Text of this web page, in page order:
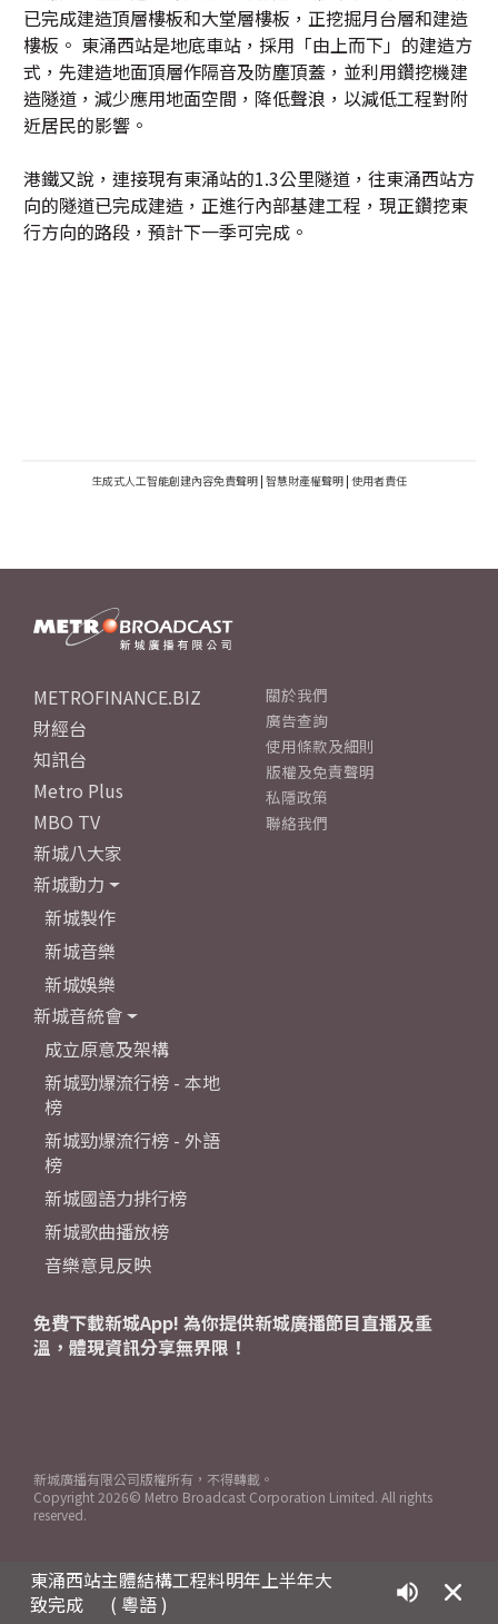
已完成建造頂層樓板和大堂層樓板，正挖掘月台層和建造
樓板。 東涌西站是地底車站，採用「由上而下」的建造方
式，先建造地面頂層作隔音及防塵頂蓋，並利用鑽挖機建
造隧道，減少應用地面空間，降低聲浪，以減低工程對附
近居民的影響。
港鐵又說，連接現有東涌站的1.3公里隧道，往東涌西站方
向的隧道已完成建造，正進行內部基建工程，現正鑽挖東
行方向的路段，預計下一季可完成。
生成式人工智能創建內容免責聲明 | 智慧財產權聲明 | 使用者責任
東涌西站主體結構工程料明年上半年大
致完成
( 粵語 )
METROFINANCE.BIZ
財經台
知訊台
Metro Plus
MBO TV
新城八大家
新城動力
新城製作
新城音樂
新城娛樂
新城音統會
成立原意及架構
新城勁爆流行榜 - 本地
榜
新城勁爆流行榜 - 外語
榜
新城國語力排行榜
新城歌曲播放榜
音樂意見反映
關於我們
廣告查詢
使用條款及細則
版權及免責聲明
私隱政策
聯絡我們
免費下載新城App! 為你提供新城廣播節目直播及重
溫，體現資訊分享無界限！
新城廣播有限公司版權所有，不得轉載。
Copyright 2026© Metro Broadcast Corporation Limited. All rights
reserved.